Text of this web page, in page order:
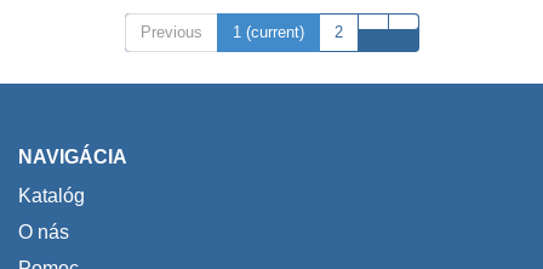
Previous 1 (current) 2
NAVIGÁCIA
Katalóg
O nás